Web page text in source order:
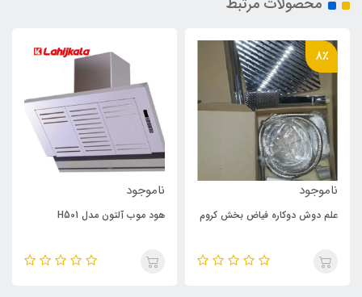
8٪
ناموجود
علم دوش دوکاره فیاض بخش کروم
ناموجود
هود موب آلتون مدل H501